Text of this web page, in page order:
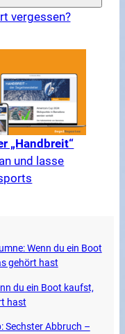
vergessen?
„Handbreit“
und lasse
Wenn du ein Boot
gehört hast
du ein Boot kaufst,
hast
Sechster Abbruch –